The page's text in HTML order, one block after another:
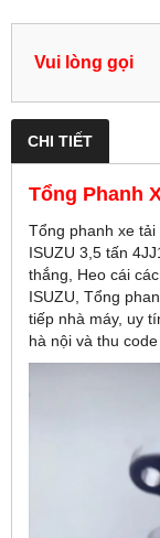
Vui lòng gọi
CHI TIẾT
Tổng Phanh
Tổng phanh xe
ISUZU 3,5 tấn
thắng, Heo cái
ISUZU, Tổng
tiếp nhà máy, uy
hà nội và thu